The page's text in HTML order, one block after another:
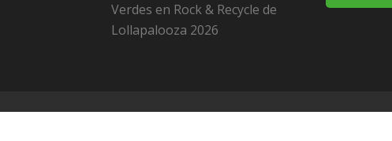
Verdes en Rock & Recycle de
Lollapalooza 2026